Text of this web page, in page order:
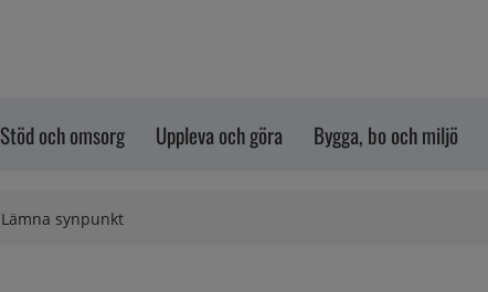
Stöd och omsorg Uppleva och göra Bygga, bo och miljö
Lämna synpunkt